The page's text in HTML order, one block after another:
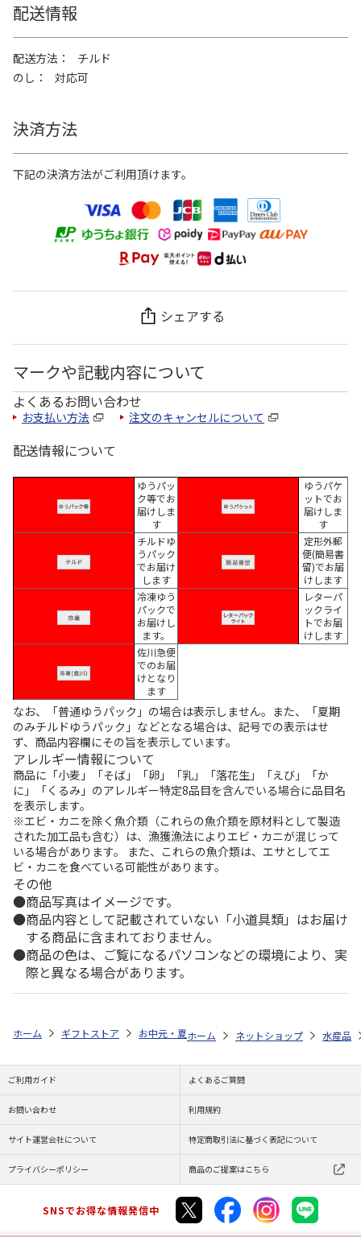
配送情報
配送方法
チルド
のし
対応可
決済方法
下記の決済方法がご利用頂けます。
シェアする
マークや記載内容について
よくあるお問い合わせ
お支払い方法 注文のキャンセルについて
配送情報について
ゆうパッ
ク等でお
届けしま
す
ゆうパケ
ットでお
届けしま
す
チルドゆ
うパック
でお届け
します
定形外郵
便(簡易書
留)でお届
けします
冷凍ゆう
パックで
お届けし
ます。
レターパ
ックライ
トでお届
けします
佐川急便
でのお届
けとなり
ます
なお、「普通ゆうパック」の場合は表示しません。また、「夏期
のみチルドゆうパック」などとなる場合は、記号での表示はせ
ず、商品内容欄にその旨を表示しています。
アレルギー情報について
商品に「小麦」「そば」「卵」「乳」「落花生」「えび」「か
に」「くるみ」のアレルギー特定8品目を含んでいる場合に品目名
を表示します。
※エビ・カニを除く魚介類（これらの魚介類を原材料として製造
された加工品も含む）は、漁獲漁法によりエビ・カニが混じって
いる場合があります。 また、これらの魚介類は、エサとしてエ
ビ・カニを食べている可能性があります。
その他
商品写真はイメージです。
商品内容として記載されていない「小道具類」はお届け
する商品に含まれておりません。
商品の色は、ご覧になるパソコンなどの環境により、実
際と異なる場合があります。
ホーム ギフトストア お中元・夏ギフト特集 2026 ゆうゆうギフト
ホーム ネットショップ 水産品
ご利用ガイド よくあるご質問
お問い合わせ 利用規約
サイト運営会社について 特定商取引法に基づく表記について
プライバシーポリシー 商品のご提案はこちら
SNSでお得な情報発信中